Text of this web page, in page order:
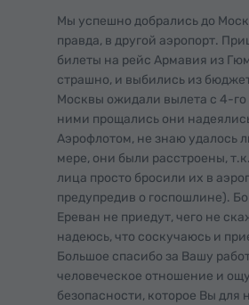
Мы успешно добрались до
правда, в другой аэропорт.
билеты на рейс Армавия из
страшно, и выбились из
Москвы ожидали вылета с 4-го
ними прощались они
Аэрофлотом, не знаю удалось
мере, они были расстроены,
лица просто бросили их в
предупредив о госпошлине).
Ереван не приедут, чего не
надеюсь, что соскучаюсь и
Большое спасибо за Вашу
человеческое отношение и
безопасности, которое Вы для